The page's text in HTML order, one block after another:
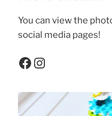
You can view the
social media pages!
Facebook
Instagram